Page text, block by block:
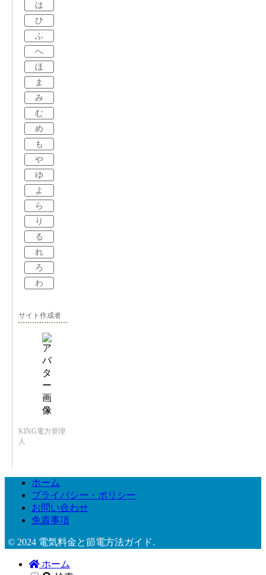
は
ひ
ふ
へ
ほ
ま
み
む
め
も
や
ゆ
よ
ら
り
る
れ
ろ
わ
サイト作成者
KING電力管理
人
ホーム
プライバシー・ポリシー
お問い合わせ
免責事項
© 2024 電気料金と節電方法ガイド.
ホーム